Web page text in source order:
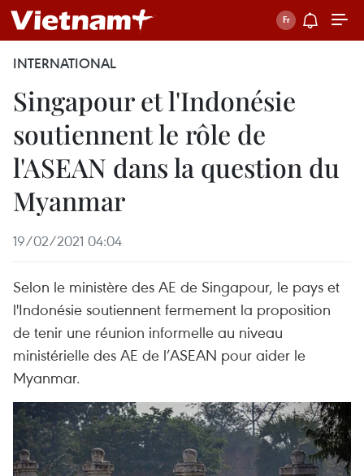
INTERNATIONAL
Singapour et l'Indonésie
soutiennent le rôle de
l'ASEAN dans la question du
Myanmar
19/02/2021 04:04
Selon le ministère des AE de Singapour, le pays et
l'Indonésie soutiennent fermement la proposition
de tenir une réunion informelle au niveau
ministérielle des AE de l’ASEAN pour aider le
Myanmar.